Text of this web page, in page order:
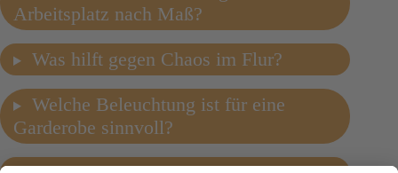
Arbeitsplatz nach Maß?
Was hilft gegen Chaos im Flur?
Welche Beleuchtung ist für eine
Garderobe sinnvoll?